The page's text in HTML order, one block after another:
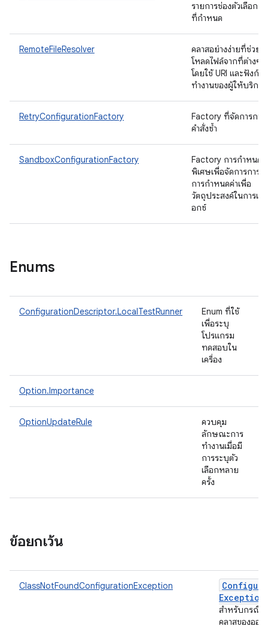
รายการช่องตัวเลือกที่
ที่กำหนด
RemoteFileResolver
คลาสอย่างง่ายที่ช่วยใ
โหลดไฟล์จากที่ต่างๆ
โดยใช้ URI และฟังก์ชั
ทำงานของผู้ให้บริกา
RetryConfigurationFactory
Factory ที่จัดการการ
คำสั่งซ้ำ
SandboxConfigurationFactory
Factory การกำหนดค่
พิเศษเพื่อจัดการการส
การกำหนดค่าเพื่อ
วัตถุประสงค์ในการแ
อกซ์
Enums
ConfigurationDescriptor.LocalTestRunner
Enum ที่ใช้
เพื่อระบุ
โปรแกรม
ทดสอบใน
เครื่อง
Option.Importance
OptionUpdateRule
ควบคุม
ลักษณะการ
ทำงานเมื่อมี
การระบุตัว
เลือกหลาย
ครั้ง
ข้อยกเว้น
ClassNotFoundConfigurationException
Exception
สำหรับกรณี
คลาสของออ